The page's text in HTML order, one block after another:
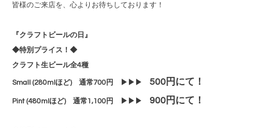
皆様のご来店を、心よりお待ちしております！
『クラフトビールの日』
◆特別プライス！◆
クラフト生ビール全4種
Small (280mlほど) 通常700円 ▶▶▶ 500円にて！
Pint (480mlほど) 通常1,100円 ▶▶▶ 900円にて！